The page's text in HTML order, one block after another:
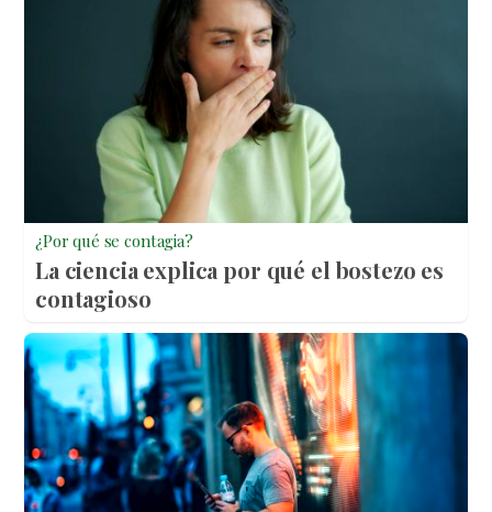
¿Por qué se contagia?
La ciencia explica por qué el bostezo es
contagioso